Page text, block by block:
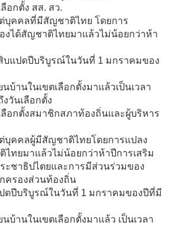
อกตั้ง สส. สว.
บุคคลที่มีสัญชาติไทย โดยการ
งได้สัญชาติไทยมาแล้วไม่น้อยกว่าห้า
บแปดปีบริบูรณ์ในวันที่ 1 มกราคมของ
บ้านในเขตเลือกตั้งมาแล้วเป็นเวลา
วันเลือกตั้ง
อกตั้งสมาชิกสภาท้องถิ่นและผู้บริหาร
บุคคลผู้มีสัญชาติไทยโดยการแปลง
ทยมาแล้วไม่น้อยกว่าห้าปีการเสริม
ะชาธิปไตยและการมีส่วนร่วมของ
ครองส่วนท้องถิ่น
ดปีบริบูรณ์ในวันที่ 1 มกราคมของปีที่มี
บ้านในเขตเลือกตั้งมาแล้ว เป็นเวลา